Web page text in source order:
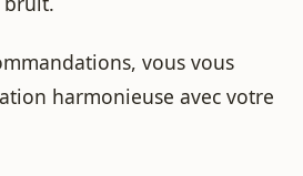
vous vous
harmonieuse avec votre